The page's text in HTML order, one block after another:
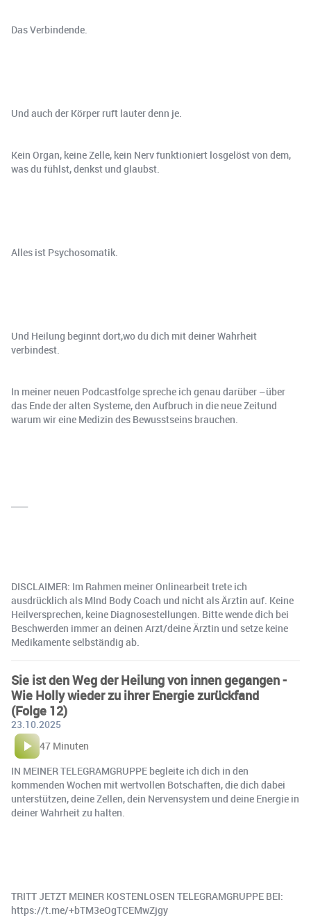
Das Verbindende.
Und auch der Körper ruft lauter denn je.
Kein Organ, keine Zelle, kein Nerv funktioniert losgelöst von dem,
was du fühlst, denkst und glaubst.
Alles ist Psychosomatik.
Und Heilung beginnt dort,wo du dich mit deiner Wahrheit
verbindest.
In meiner neuen Podcastfolge spreche ich genau darüber –über
das Ende der alten Systeme, den Aufbruch in die neue Zeitund
warum wir eine Medizin des Bewusstseins brauchen.
DISCLAIMER: Im Rahmen meiner Onlinearbeit trete ich
ausdrücklich als MInd Body Coach und nicht als Ärztin auf. Keine
Heilversprechen, keine Diagnosestellungen. Bitte wende dich bei
Beschwerden immer an deinen Arzt/deine Ärztin und setze keine
Medikamente selbständig ab.
Sie ist den Weg der Heilung von innen gegangen -
Wie Holly wieder zu ihrer Energie zurückfand
(Folge 12)
23.10.2025
47 Minuten
IN MEINER TELEGRAMGRUPPE begleite ich dich in den
kommenden Wochen mit wertvollen Botschaften, die dich dabei
unterstützen, deine Zellen, dein Nervensystem und deine Energie in
deiner Wahrheit zu halten.
TRITT JETZT MEINER KOSTENLOSEN TELEGRAMGRUPPE BEI:
https://t.me/+bTM3eOgTCEMwZjgy